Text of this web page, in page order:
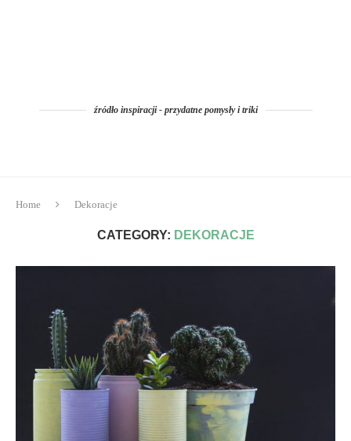
źródło inspiracji - przydatne pomysły i triki
Home Dekoracje
CATEGORY: DEKORACJE